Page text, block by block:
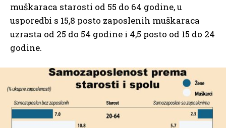
muškaraca starosti od 55 do 64 godine, u
usporedbi s 15,8 posto zaposlenih muškaraca
uzrasta od 25 do 54 godine i 4,5 posto od 15 do 24
godine.